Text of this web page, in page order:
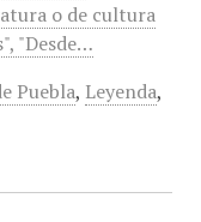
o de cultura
"Desde…
Puebla, Leyenda,